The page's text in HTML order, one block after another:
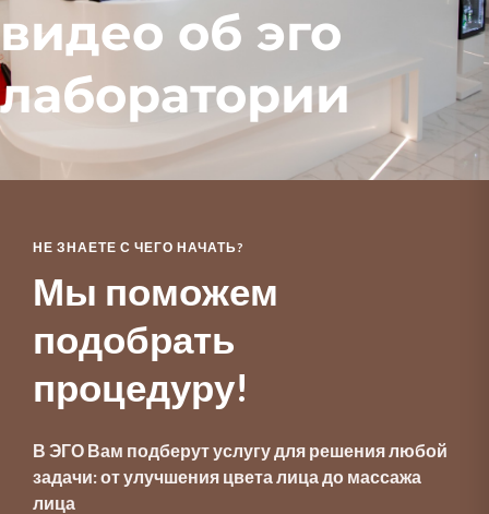
видео об эго
лаборатории
НЕ ЗНАЕТЕ С ЧЕГО НАЧАТЬ?
Мы поможем
подобрать
процедуру!
В ЭГО Вам подберут услугу для решения любой
задачи: от улучшения цвета лица до массажа
лица